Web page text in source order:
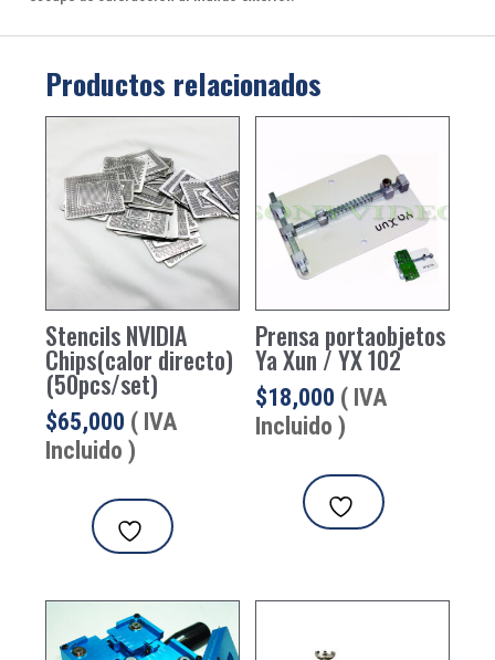
Productos relacionados
Stencils NVIDIA
Chips(calor directo)
(50pcs/set)
$65,000 ( IVA
Incluido )
Prensa portaobjetos
Ya Xun / YX 102
$18,000 ( IVA
Incluido )